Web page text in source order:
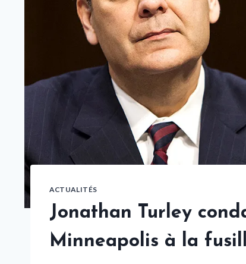
ACTUALITÉS
Jonathan Turley
Minneapolis à la